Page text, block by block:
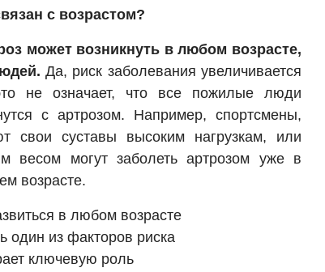
с возрастом?
может возникнуть в любом возрасте,
Да, риск заболевания увеличивается
не означает, что все пожилые люди
с артрозом. Например, спортсмены,
свои суставы высоким нагрузкам, или
весом могут заболеть артрозом уже в
возрасте.
в любом возрасте
один из факторов риска
ключевую роль